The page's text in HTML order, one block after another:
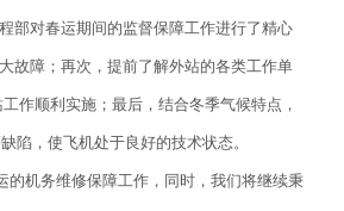
部对春运期间的监督保障工作进行了精心
故障；再次，提前了解外站的各类工作单
作顺利实施；最后，结合冬季气候特点，
陷，使飞机处于良好的技术状态。
机务维修保障工作，同时，我们将继续秉